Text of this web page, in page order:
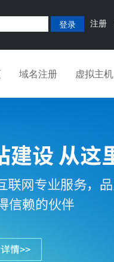
注册
域名注册 虚拟主机